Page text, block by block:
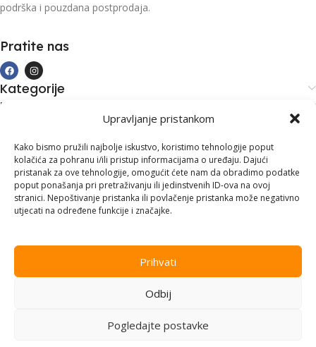
Upravljanje pristankom
Kako bismo pružili najbolje iskustvo, koristimo tehnologije poput
kolačića za pohranu i/ili pristup informacijama o uređaju. Dajući
pristanak za ove tehnologije, omogućit ćete nam da obradimo podatke
poput ponašanja pri pretraživanju ili jedinstvenih ID-ova na ovoj
stranici. Nepoštivanje pristanka ili povlačenje pristanka može negativno
utjecati na određene funkcije i značajke.
Prihvati
Odbij
Pogledajte postavke
podrška i pouzdana postprodaja.
Pratite nas
Kategorije
Kupovina i podrška
Kontakt informacije
Branilaca Bosne, 75 300 Lukavac
+387 35 555 999
info@pconer.ba
Vision.